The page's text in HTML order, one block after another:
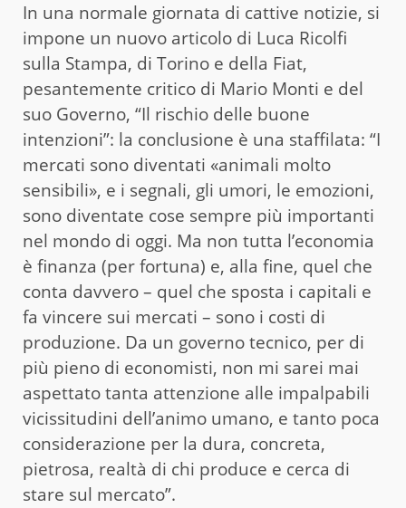
In una normale giornata di cattive notizie, si
impone un nuovo articolo di Luca Ricolfi
sulla Stampa, di Torino e della Fiat,
pesantemente critico di Mario Monti e del
suo Governo, “Il rischio delle buone
intenzioni”: la conclusione è una staffilata: “I
mercati sono diventati «animali molto
sensibili», e i segnali, gli umori, le emozioni,
sono diventate cose sempre più importanti
nel mondo di oggi. Ma non tutta l’economia
è finanza (per fortuna) e, alla fine, quel che
conta davvero – quel che sposta i capitali e
fa vincere sui mercati – sono i costi di
produzione. Da un governo tecnico, per di
più pieno di economisti, non mi sarei mai
aspettato tanta attenzione alle impalpabili
vicissitudini dell’animo umano, e tanto poca
considerazione per la dura, concreta,
pietrosa, realtà di chi produce e cerca di
stare sul mercato”.